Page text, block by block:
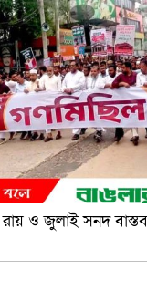
ও জুলাই সনদ